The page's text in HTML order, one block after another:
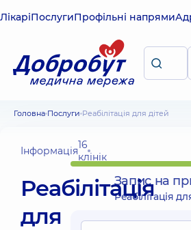
ЛікаріПослугиПрофільні напрями
Головна Послуги Реабілітація для дітей
Інформація16
клінік
Реабілітація
для
Запис на
Реабілітація